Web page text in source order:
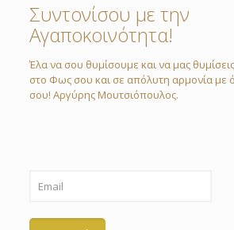
Συντονίσου με την
Αγαποκοινότητα!
Έλα να σου θυμίσουμε και να μας
στο Φως σου και σε απόλυτη αρμονία με
σου! Αργύρης Μουτσιόπουλος.